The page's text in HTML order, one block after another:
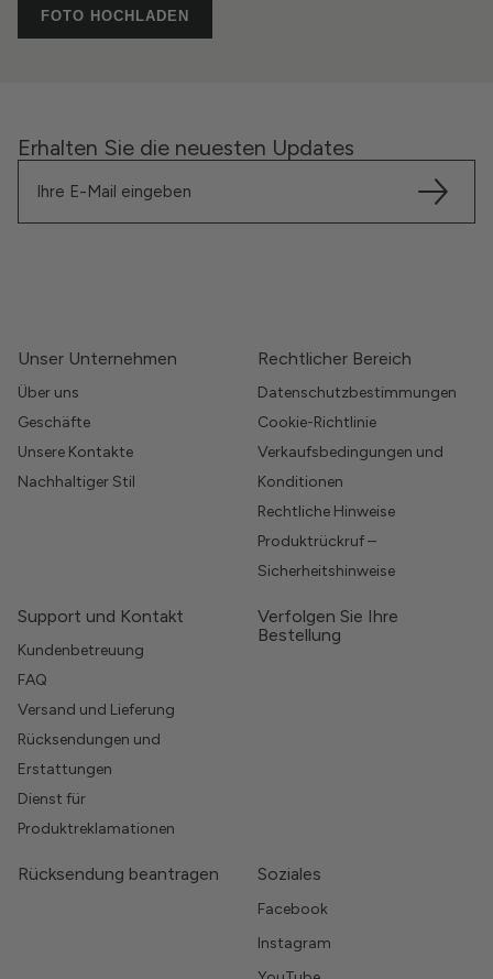
FOTO HOCHLADEN
Erhalten Sie die neuesten Updates
Unser Unternehmen
Über uns
Geschäfte
Unsere Kontakte
Nachhaltiger Stil
Rechtlicher Bereich
Datenschutzbestimmungen
Cookie-Richtlinie
Verkaufsbedingungen und
Konditionen
Rechtliche Hinweise
Produktrückruf –
Sicherheitshinweise
Support und Kontakt
Kundenbetreuung
FAQ
Versand und Lieferung
Rücksendungen und
Erstattungen
Dienst für
Produktreklamationen
Verfolgen Sie Ihre
Bestellung
Rücksendung beantragen Soziales
Facebook
Instagram